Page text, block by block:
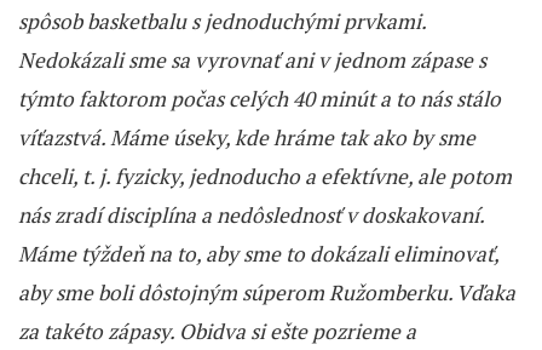
spôsob basketbalu s jednoduchými prvkami.
Nedokázali sme sa vyrovnať ani v jednom zápase s
týmto faktorom počas celých 40 minút a to nás stálo
víťazstvá.Máme úseky, kde hráme tak ako by sme
chceli, t. j. fyzicky, jednoducho a efektívne, ale potom
nás zradí disciplína a nedôslednosť v doskakovaní.
Máme týždeň na to, aby sme to dokázali eliminovať,
aby sme boli dôstojným súperom Ružomberku. Vďaka
za takéto zápasy. Obidva si ešte pozrieme a